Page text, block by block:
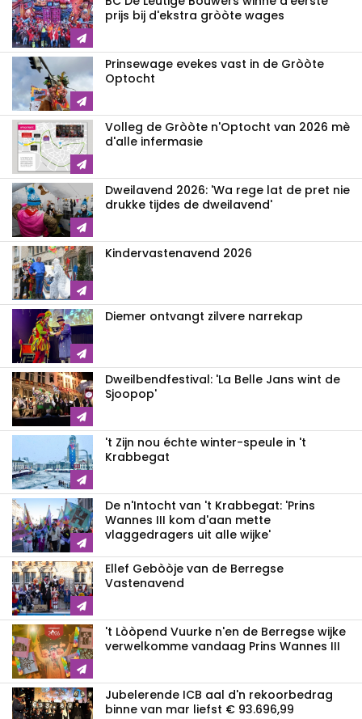
prijs bij d'ekstra gròòte wages
Prinsewage evekes vast in de Gròòte
Optocht
Volleg de Gròòte n'Optocht van 2026 mè
d'alle infermasie
Dweilavend 2026: 'Wa rege lat de pret nie
drukke tijdes de dweilavend'
Kindervastenavend 2026
Diemer ontvangt zilvere narrekap
Dweilbendfestival: 'La Belle Jans wint de
Sjoopop'
't Zijn nou échte winter-speule in 't
Krabbegat
De n'Intocht van 't Krabbegat: 'Prins
Wannes III kom d'aan mette
vlaggedragers uit alle wijke'
Ellef Gebòòje van de Berregse
Vastenavend
't Lòòpend Vuurke n'en de Berregse wijke
verwelkomme vandaag Prins Wannes III
Jubelerende ICB aal d'n rekoorbedrag
binne van mar liefst € 93.696,99